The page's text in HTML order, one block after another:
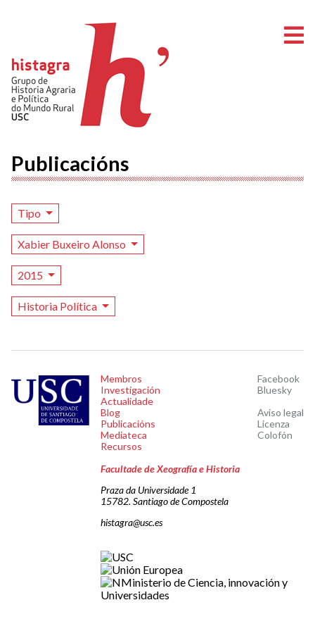
Publicacións
Tipo
Xabier Buxeiro Alonso
2015
Historia Política
Membros
Investigación
Actualidade
Blog
Publicacións
Mediateca
Recursos
Facebook
Bluesky
Aviso legal
Licenza
Colofón
Facultade de Xeografía e Historia
Praza da Universidade 1
15782. Santiago de Compostela
histagra@usc.es